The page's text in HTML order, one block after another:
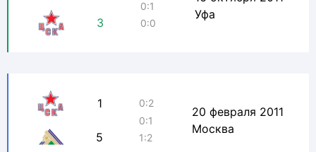
3
0:1
0:0
Уфа
1
5
0:2
0:1
1:2
20 февраля 2011
Москва